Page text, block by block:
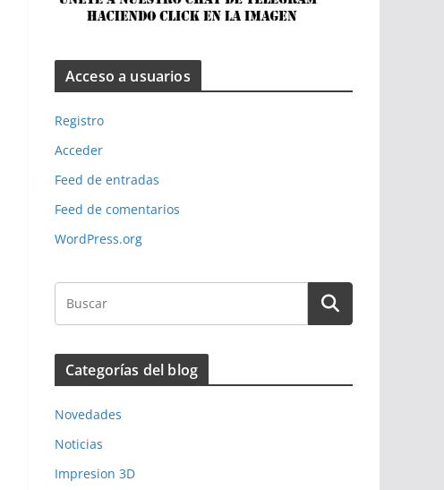
Acceso a usuarios
Registro
Acceder
Feed de entradas
Feed de comentarios
WordPress.org
Categorías del blog
Novedades
Noticias
Impresion 3D